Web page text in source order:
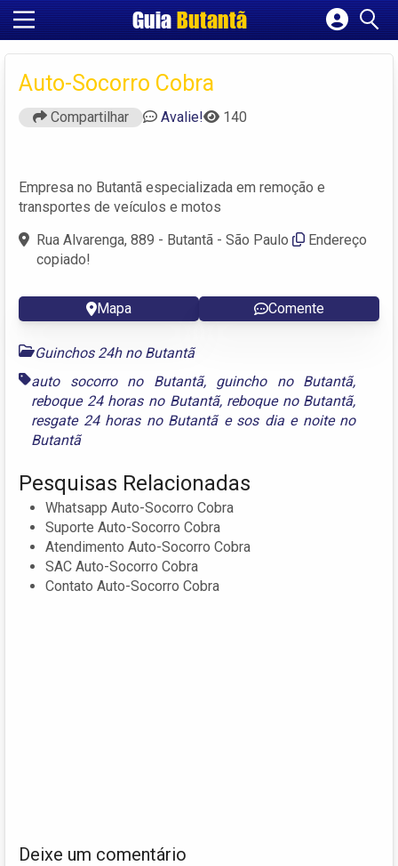
GuiaButantã
Cadastrar empresa
Criar conta
Auto-Socorro Cobra
Compartilhar Avalie! 140
Empresa no Butantã especializada em remoção e
transportes de veículos e motos
Rua Alvarenga, 889 - Butantã - São Paulo
Endereço
copiado!
Mapa Comente
Guinchos 24h no Butantã
auto socorro no Butantã, guincho no Butantã,
reboque 24 horas no Butantã, reboque no Butantã,
resgate 24 horas no Butantãe sos dia e noite no
Butantã
Pesquisas Relacionadas
Whatsapp Auto-Socorro Cobra
Suporte Auto-Socorro Cobra
Atendimento Auto-Socorro Cobra
SAC Auto-Socorro Cobra
Contato Auto-Socorro Cobra
Deixe um comentário